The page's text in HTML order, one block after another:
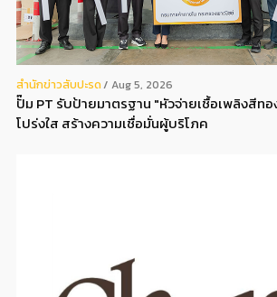
สํานักข่าวสับปะรด Aug 5, 2026
ปั๊ม PT รับป้ายมาตรฐาน "หัวจ่ายเชื้อเพลิงสีท
โปร่งใส สร้างความเชื่อมั่นผู้บริโภค